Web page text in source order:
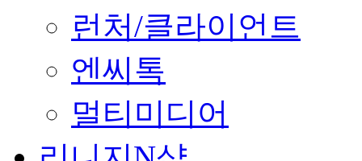
런처/클라이언트
엔씨톡
멀티미디어